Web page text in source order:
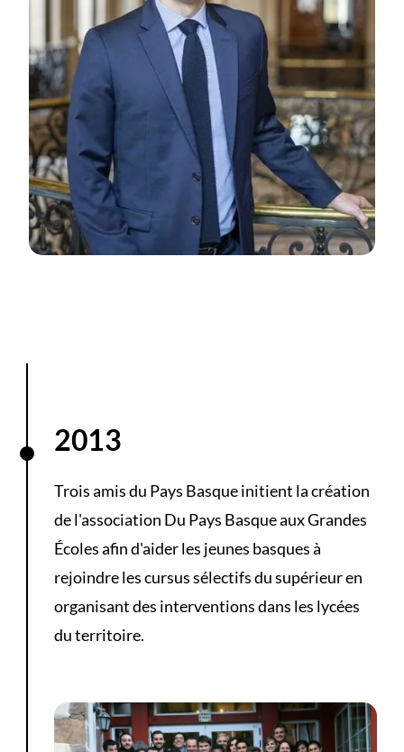
2013
Trois amis du Pays Basque initient la création
de l'association Du Pays Basque aux Grandes
Écoles afin d'aider les jeunes basques à
rejoindre les cursus sélectifs du supérieur en
organisant des interventions dans les lycées
du territoire.